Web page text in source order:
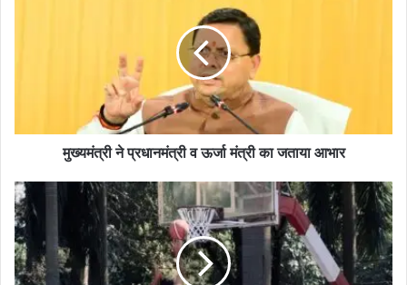
मुख्यमंत्री ने प्रधानमंत्री व ऊर्जा मंत्री का जताया आभार